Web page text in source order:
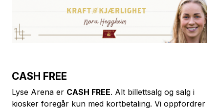
CASH FREE
Lyse Arena er CASH FREE. Alt billettsalg og salg i
kiosker foregår kun med kortbetaling. Vi oppfordrer